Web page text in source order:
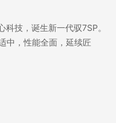
科技，诞生新一代驭7SP。
中，性能全面，延续匠